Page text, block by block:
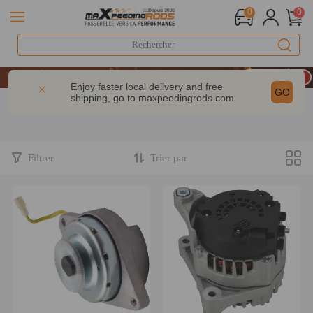
0 0
LIVRAISON GRATUITE À DOMICILE - FR
-10% dès 200 € – CODE : WELCOME
Enjoy faster local delivery and free
shipping, go to maxpeedingrods.com GO
Filtrer Trier par